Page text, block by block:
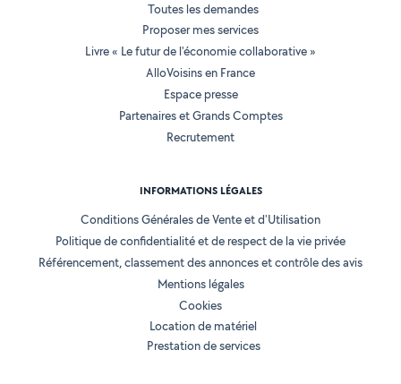
Toutes les demandes
Proposer mes services
Livre « Le futur de l'économie collaborative »
AlloVoisins en France
Espace presse
Partenaires et Grands Comptes
Recrutement
INFORMATIONS LÉGALES
Conditions Générales de Vente et d'Utilisation
Politique de confidentialité et de respect de la vie privée
Référencement, classement des annonces et contrôle des avis
Mentions légales
Cookies
Location de matériel
Prestation de services